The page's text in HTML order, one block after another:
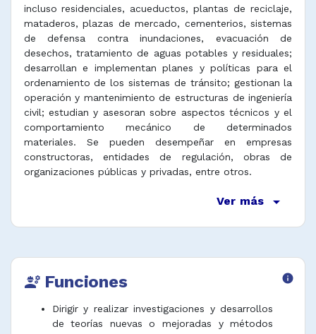
incluso residenciales, acueductos, plantas de reciclaje,
mataderos, plazas de mercado, cementerios, sistemas
de defensa contra inundaciones, evacuación de
desechos, tratamiento de aguas potables y residuales;
desarrollan e implementan planes y políticas para el
ordenamiento de los sistemas de tránsito; gestionan la
operación y mantenimiento de estructuras de ingeniería
civil; estudian y asesoran sobre aspectos técnicos y el
comportamiento mecánico de determinados
materiales. Se pueden desempeñar en empresas
constructoras, entidades de regulación, obras de
organizaciones públicas y privadas, entre otros.
Ver más arrow_drop_down
engineering Funciones info
Dirigir y realizar investigaciones y desarrollos
de teorías nuevas o mejoradas y métodos